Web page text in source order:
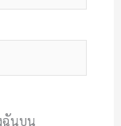
ฉันบน